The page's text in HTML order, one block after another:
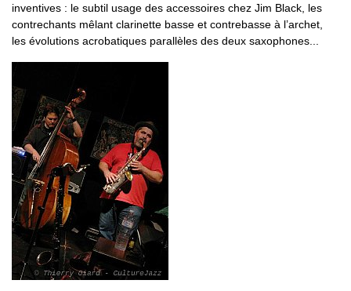
inventives : le subtil usage des accessoires chez Jim Black, les
contrechants mêlant clarinette basse et contrebasse à l’archet,
les évolutions acrobatiques parallèles des deux saxophones...